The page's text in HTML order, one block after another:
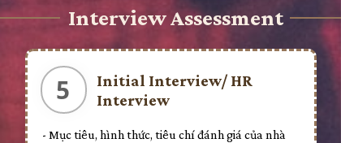
Interview Assessment
Initial Interview/ HR
Interview
- Mục tiêu, hình thức, tiêu chí đánh giá của nhà
5